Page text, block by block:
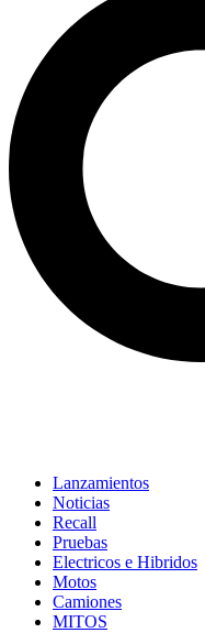
Lanzamientos
Noticias
Recall
Pruebas
Electricos e Hibridos
Motos
Camiones
MITOS